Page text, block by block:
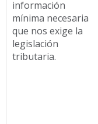
información
mínima necesaria
que nos exige la
legislación
tributaria.